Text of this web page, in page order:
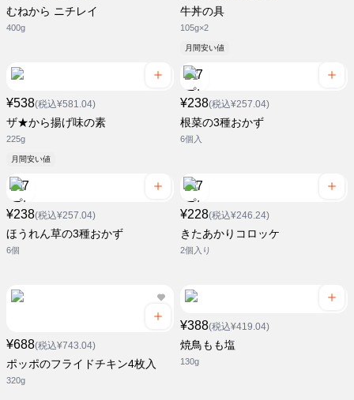
むねから ニチレイ
400g
牛丼の具
105g×2
月間安い値
¥538(税込¥581.04)
ザ★から揚げ味の素
225g
月間安い値
¥238(税込¥257.04)
根菜の3種おかず
6個入
¥238(税込¥257.04)
ほうれん草の3種おかず
6個
¥228(税込¥246.24)
きたあかりコロッケ
2個入り
¥688(税込¥743.04)
ポッポのフライドチキン4枚入
320g
¥388(税込¥419.04)
焼鳥もも塩
130g